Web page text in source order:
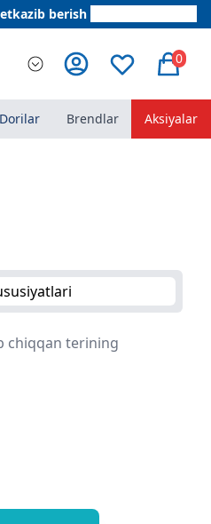
berish
0
Dorilar Brendlar Aksiyalar
chiqqan terining